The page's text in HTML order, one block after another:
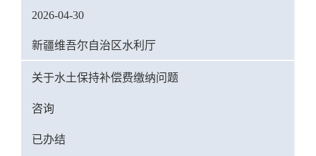
2026-04-30
新疆维吾尔自治区水利厅
关于水土保持补偿费缴纳问题
咨询
已办结